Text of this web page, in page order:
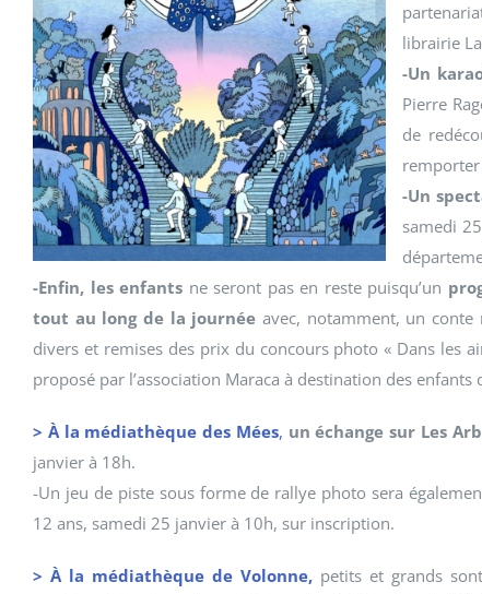
librairie
-Un
Pierre
de
remporter
-Un
samedi
-Enfin, les enfants ne seront pas en reste puisqu’un
tout au long de la journée avec, notamment, un
divers et remises des prix du concours photo « Dans les
proposé par l’association Maraca à destination des enfants
> À la médiathèque des Mées, un échange sur Les
janvier à 18h.
-Un jeu de piste sous forme de rallye photo sera
12 ans, samedi 25 janvier à 10h, sur inscription.
> À la médiathèque de Volonne, petits et grands